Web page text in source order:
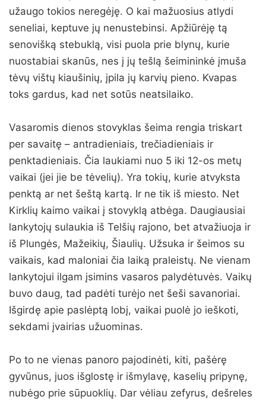
užaugo tokios neregėję. O kai mažuosius atlydi
seneliai, keptuve jų nenustebinsi. Apžiūrėję tą
senovišką stebuklą, visi puola prie blynų, kurie
nuostabiai skanūs, nes į jų tešlą šeimininkė įmuša
tėvų vištų kiaušinių, įpila jų karvių pieno. Kvapas
toks gardus, kad net sotūs neatsilaiko.
Vasaromis dienos stovyklas šeima rengia triskart
per savaitę – antradieniais, trečiadieniais ir
penktadieniais. Čia laukiami nuo 5 iki 12-os metų
vaikai (jei jie be tėvelių). Yra tokių, kurie atvyksta
penktą ar net šeštą kartą. Ir ne tik iš miesto. Net
Kirklių kaimo vaikai į stovyklą atbėga. Daugiausiai
lankytojų sulaukia iš Telšių rajono, bet atvažiuoja ir
iš Plungės, Mažeikių, Šiaulių. Užsuka ir šeimos su
vaikais, kad maloniai čia laiką praleistų. Ne vienam
lankytojui ilgam įsimins vasaros palydėtuvės. Vaikų
buvo daug, tad padėti turėjo net šeši savanoriai.
Išgirdę apie paslėptą lobį, vaikai puolė jo ieškoti,
sekdami įvairias užuominas.
Po to ne vienas panoro pajodinėti, kiti, pašėrę
gyvūnus, juos išglostę ir išmylavę, kaselių pripynę,
nubėgo prie sūpuoklių. Dar vėliau zefyrus, dešreles